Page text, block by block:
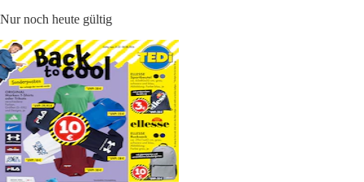
Nur noch heute gültig